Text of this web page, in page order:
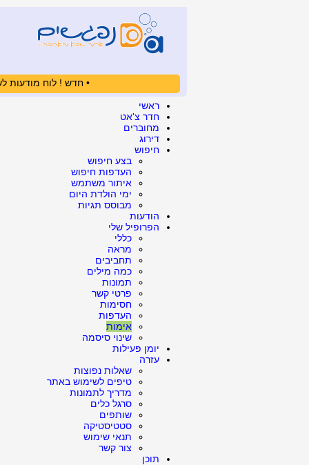
• חדש ! לוח מודעות
ראשי
חדר צ'אט
מחוברים
דירוג
חיפוש
בצע חיפוש
העדפות חיפוש
איתור משתמש
ימי הולדת היום
מבוסס תגיות
הודעות
הפרופיל שלי
כללי
מראה
תחביבים
כמה מילים
תמונות
פרטי קשר
חסימות
העדפות
אימות
שינוי סיסמה
יומן פעילות
עזרה
שאלות נפוצות
טיפים לשימוש באתר
מדריך לתמונות
סרגל כלים
שותפים
סטטיסטיקה
תנאי שימוש
צור קשר
תוכן